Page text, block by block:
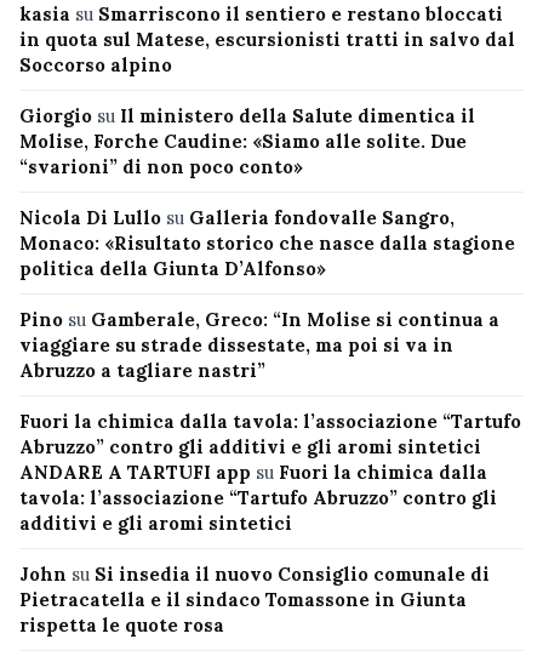
kasia su Smarriscono il sentiero e restano bloccati
in quota sul Matese, escursionisti tratti in salvo dal
Soccorso alpino
Giorgio su Il ministero della Salute dimentica il
Molise, Forche Caudine: «Siamo alle solite. Due
“svarioni” di non poco conto»
Nicola Di Lullo su Galleria fondovalle Sangro,
Monaco: «Risultato storico che nasce dalla stagione
politica della Giunta D’Alfonso»
Pino su Gamberale, Greco: “In Molise si continua a
viaggiare su strade dissestate, ma poi si va in
Abruzzo a tagliare nastri”
Fuori la chimica dalla tavola: l’associazione “Tartufo
Abruzzo” contro gli additivi e gli aromi sintetici
ANDARE A TARTUFI app su Fuori la chimica dalla
tavola: l’associazione “Tartufo Abruzzo” contro gli
additivi e gli aromi sintetici
John su Si insedia il nuovo Consiglio comunale di
Pietracatella e il sindaco Tomassone in Giunta
rispetta le quote rosa